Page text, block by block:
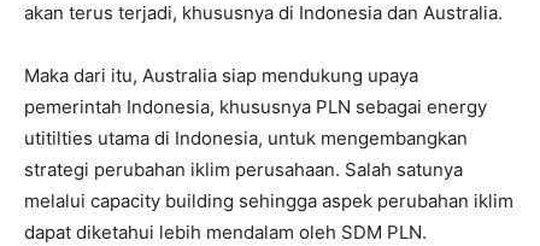
akan terus terjadi, khususnya di Indonesia dan Australia.
Maka dari itu, Australia siap mendukung upaya
pemerintah Indonesia, khususnya PLN sebagai energy
utitilties utama di Indonesia, untuk mengembangkan
strategi perubahan iklim perusahaan. Salah satunya
melalui capacity building sehingga aspek perubahan iklim
dapat diketahui lebih mendalam oleh SDM PLN.